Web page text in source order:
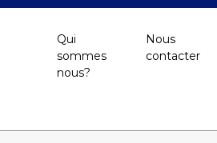
Qui
sommes
nous?
Nous
contacter